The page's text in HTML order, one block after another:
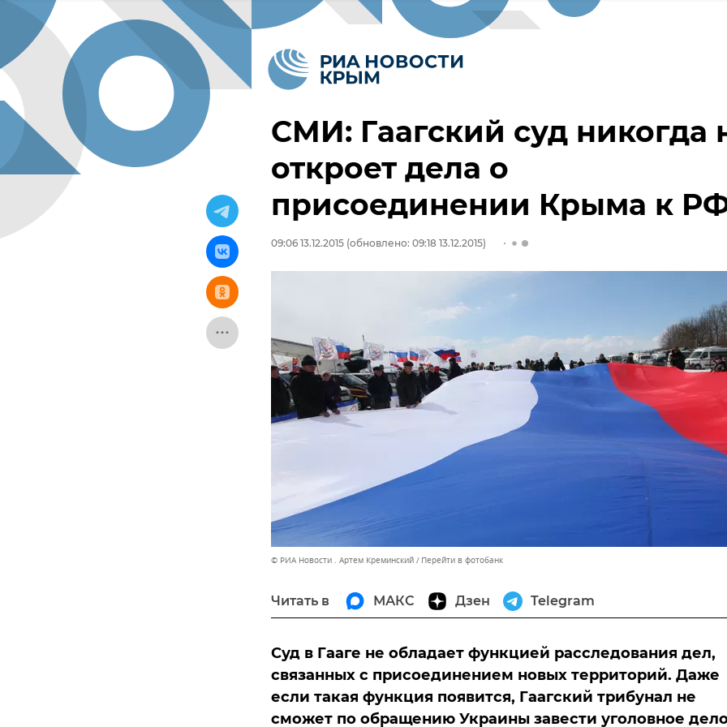
СМИ: Гаагский суд никогда
откроет дела о
присоединении Крыма к
09:06 13.12.2015 (обновлено: 09:18 13.12.2015)
© РИА Новости . Артем Креминский Перейти в фотобанк
Читать в МАКС Дзен Telegram
Суд в Гааге не обладает функцией расследования дел,
связанных с присоединением новых территорий. Даже
если такая функция появится, Гаагский трибунал не
сможет по обращению Украины завести уголовное